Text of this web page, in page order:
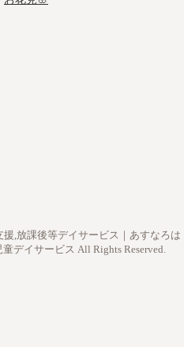
,放課後等デイサービス｜あすなろは
デイサービス All Rights Reserved.